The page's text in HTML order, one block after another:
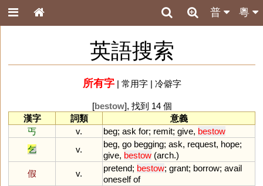
粵
普
英語搜索
所有字| 常用字| 冷僻字
[bestow], 找到 14 個
漢字
詞類
意義
丐
v. beg; ask for; remit; give, bestow
乞
v.
beg, go begging; ask, request, hope;
give, bestow (arch.)
假
v.
pretend; bestow; grant; borrow; avail
oneself of